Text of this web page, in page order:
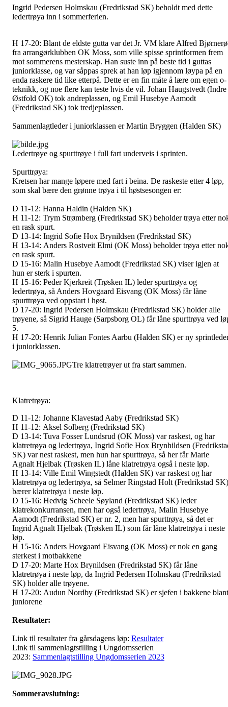
Ingrid Pedersen Holmskau (Fredrikstad SK) beholdt med dette
ledertrøya inn i sommerferien.
H 17-20: Blant de eldste gutta var det Jr. VM klare Alfred
fra arrangørklubben OK Moss, som ville spisse sprintformen frem
mot sommerens mesterskap. Han suste inn på beste tid i guttas
juniorklasse, og var såppas sprek at han løp igjennom løypa på en
enda raskere tid like etterpå. Dette er en fin måte å lære om egen o-
teknikk, og noe flere kan teste hvis de vil. Johan Haugstvedt (Indre
Østfold OK) tok andreplassen, og Emil Husebye Aamodt
(Fredrikstad SK) tok tredjeplassen.
Sammenlagtleder i juniorklassen er Martin Bryggen (Halden SK)
Ledertrøye og spurttrøye i full fart underveis i sprinten.
Spurttrøya:
Kretsen har mange løpere med fart i beina. De raskeste etter 4 løp,
som skal bære den grønne trøya i til høstsesongen er:
D 11-12: Hanna Haldin (Halden SK)
H 11-12: Trym Strømberg (Fredrikstad SK) beholder trøya etter
en rask spurt.
D 13-14: Ingrid Sofie Hox Brynildsen (Fredrikstad SK)
H 13-14: Anders Rostveit Elmi (OK Moss) beholder trøya etter
en rask spurt.
D 15-16: Malin Husebye Aamodt (Fredrikstad SK) viser igjen at
hun er sterk i spurten.
H 15-16: Peder Kjerkreit (Trøsken IL) leder spurttrøya og
ledertrøya, så Anders Hovgaard Eisvang (OK Moss) får låne
spurttrøya ved oppstart i høst.
D 17-20: Ingrid Pedersen Holmskau (Fredrikstad SK) holder alle
trøyene, så Sigrid Hauge (Sarpsborg OL) får låne spurttrøya ved
5.
H 17-20: Henrik Julian Fontes Aarbu (Halden SK) er ny
i juniorklassen.
Tre klatretrøyer ut fra start sammen.
Klatretrøya:
D 11-12: Johanne Klavestad Aaby (Fredrikstad SK)
H 11-12: Aksel Solberg (Fredrikstad SK)
D 13-14: Tuva Fosser Lundsrud (OK Moss) var raskest, og har
klatretrøya og ledertrøya, Ingrid Sofie Hox Brynhildsen
SK) var nest raskest, men hun har spurttrøya, så her får Marie
Agnalt Hjelbak (Trøsken IL) låne klatretrøya også i neste løp.
H 13-14: Ville Emil Wingstedt (Halden SK) var raskest og har
klatretrøya og ledertrøya, så Selmer Ringstad Holt (Fredrikstad SK)
bærer klatretrøya i neste løp.
D 15-16: Hedvig Scheele Søyland (Fredrikstad SK) leder
klatrekonkurransen, men har også ledertrøya, Malin Husebye
Aamodt (Fredrikstad SK) er nr. 2, men har spurttrøya, så det er
Ingrid Agnalt Hjelbak (Trøsken IL) som får låne klatretrøya i neste
løp.
H 15-16: Anders Hovgaard Eisvang (OK Moss) er nok en gang
sterkest i motbakkene
D 17-20: Marte Hox Brynildsen (Fredrikstad SK) får låne
klatretrøya i neste løp, da Ingrid Pedersen Holmskau (Fredrikstad
SK) holder alle trøyene.
H 17-20: Audun Nordby (Fredrikstad SK) er sjefen i bakkene blant
juniorene
Resultater:
Link til resultater fra gårsdagens løp: Resultater
Link til sammenlagtstilling i Ungdomsserien
2023: Sammenlagtstilling Ungdomsserien 2023
Sommeravslutning: